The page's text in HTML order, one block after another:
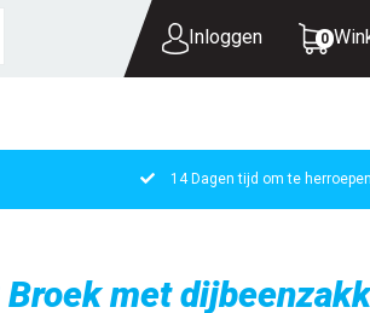
Inloggen 0
UW
14 Dagen tijd om te herroepen
met